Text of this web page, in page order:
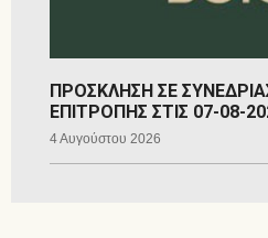
ΠΡΟΣΚΛΗΣΗ ΣΕ
ΕΠΙΤΡΟΠΗΣ ΣΤΙΣ 07-08-
4 Αυγούστου 2026